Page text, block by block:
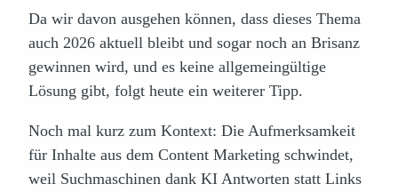
Da wir davon ausgehen können, dass dieses Thema
auch 2026 aktuell bleibt und sogar noch an Brisanz
gewinnen wird, und es keine allgemeingültige
Lösung gibt, folgt heute ein weiterer Tipp.
Noch mal kurz zum Kontext: Die Aufmerksamkeit
für Inhalte aus dem Content Marketing schwindet,
weil Suchmaschinen dank KI Antworten statt Links